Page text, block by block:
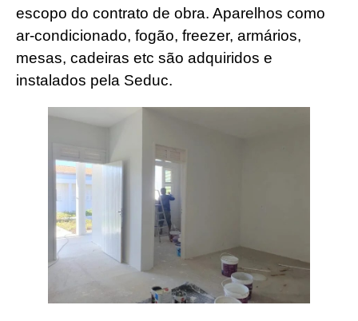
escopo do contrato de obra. Aparelhos como
ar-condicionado, fogão, freezer, armários,
mesas, cadeiras etc são adquiridos e
instalados pela Seduc.